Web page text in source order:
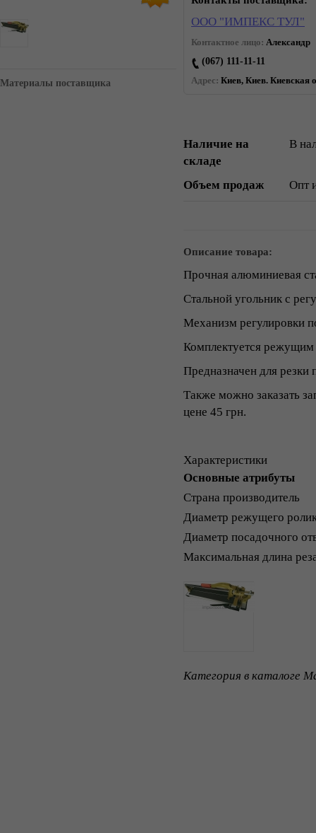
Материалы поставщика
ООО "ИМПЕКС ТУЛ"
Контактное лицо: Александр
(067) 111-11-11
Адрес: Киев, Киев. Киевская
Наличие на
складе
В
Объем продаж Опт
Описание товара:
Прочная алюминиевая
Стальной угольник с
Механизм регулировки
Комплектуется
Предназначен для
Также можно заказать
цене 45 грн.
Характеристики
Основные атрибуты
Страна производитель
Диаметр режущего
Диаметр посадочного
Максимальная длина
Категория в каталоге